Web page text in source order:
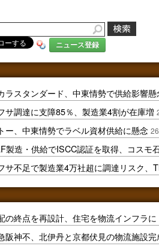
ニュース登録
ラスタンダード、中東情勢で供給影響懸
サ調達に支障85％、製造業4割が在庫増
ー、中東情勢でラベル資材供給に懸念
製造・供給でISCC認証を取得、コスモ
サ不足で製造業4万社超に調達リスク、
の終点を再設計、住宅を物流インフラに
阪神不、北伊丹と京都伏見の物流施設完